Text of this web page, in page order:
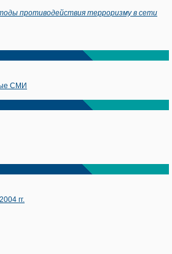
противодействия терроризму в сети
СМИ
гг.